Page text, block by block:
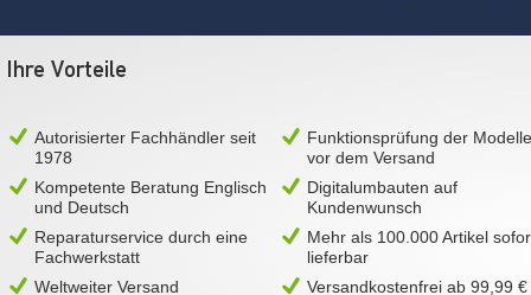
Ihre Vorteile
Autorisierter Fachhändler seit
1978
Funktionsprüfung der Modelle
vor dem Versand
Kompetente Beratung Englisch
und Deutsch
Digitalumbauten auf
Kundenwunsch
Reparaturservice durch eine
Fachwerkstatt
Mehr als 100.000 Artikel
lieferbar
Weltweiter Versand
Versandkostenfrei ab 99,99 €